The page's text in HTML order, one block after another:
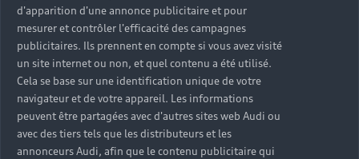
d'apparition d'une annonce publicitaire et pour
mesurer et contrôler l'efficacité des campagnes
publicitaires. Ils prennent en compte si vous avez visité
un site internet ou non, et quel contenu a été utilisé.
Cela se base sur une identification unique de votre
navigateur et de votre appareil. Les informations
peuvent être partagées avec d'autres sites web Audi ou
avec des tiers tels que les distributeurs et les
annonceurs Audi, afin que le contenu publicitaire qui